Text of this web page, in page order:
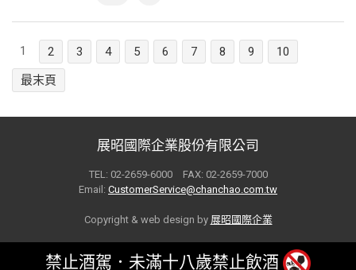
1 2 3 4 5 6 7 8 9
10
最末頁
展昭國際企業股份有限公司
TEL: 02-2659-6000 FAX: 02-2659-7000
Email: CustomerService@chanchao.com.tw
Copyright & web design by 展昭國際企業
禁止酒駕．未滿十八歲禁止飲酒